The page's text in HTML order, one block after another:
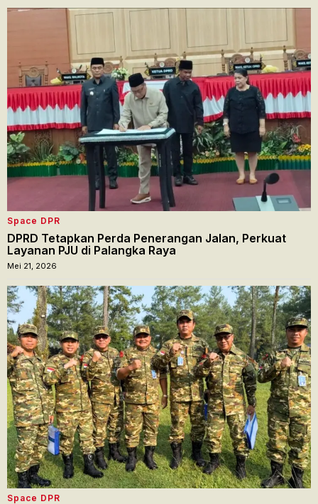
Space DPR
DPRD Tetapkan Perda Penerangan Jalan, Perkuat
Layanan PJU di Palangka Raya
Mei 21, 2026
Space DPR